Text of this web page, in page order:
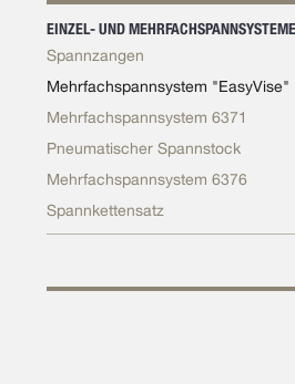
EINZEL- UND MEHRFACHSPANNSYSTEME
Spannzangen
Mehrfachspannsystem "EasyVise"
Mehrfachspannsystem 6371
Pneumatischer Spannstock
Mehrfachspannsystem 6376
Spannkettensatz